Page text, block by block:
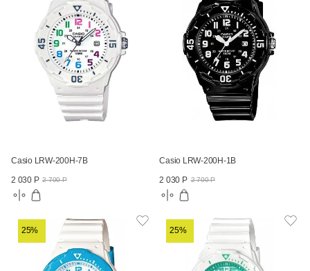
Casio LRW-200H-7B
2 030 Р 2 700 Р
Casio LRW-200H-1B
2 030 Р 2 700 Р
25% 25%